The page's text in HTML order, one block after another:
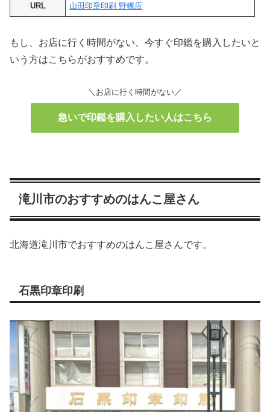
URL 山田印章印刷 野幌店
もし、お店に行く時間がない、今すぐ印鑑を購入したいと
いう方はこちらがおすすめです。
＼お店に行く時間がない／
急いで印鑑を購入したい人はこちら
滝川市のおすすめのはんこ屋さん
北海道滝川市でおすすめのはんこ屋さんです。
石黒印章印刷